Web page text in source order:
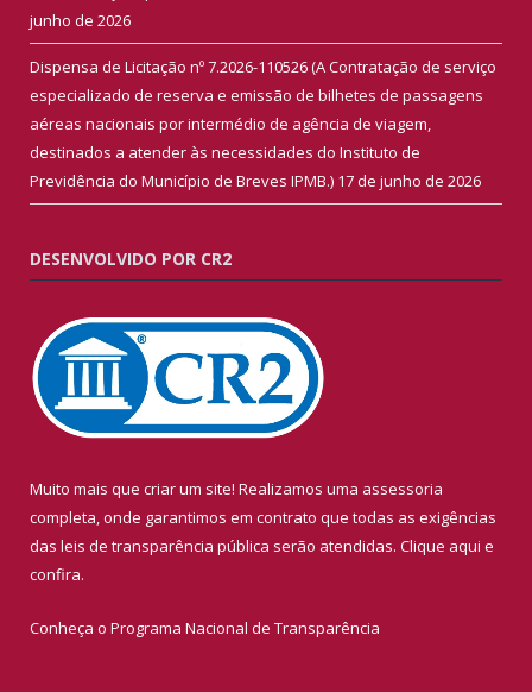
junho de 2026
Dispensa de Licitação nº 7.2026-110526 (A Contratação de serviço
especializado de reserva e emissão de bilhetes de passagens
aéreas nacionais por intermédio de agência de viagem,
destinados a atender às necessidades do Instituto de
Previdência do Município de Breves IPMB.) 17 de junho de 2026
DESENVOLVIDO POR CR2
Muito mais que criar um site! Realizamos uma assessoria
completa, onde garantimos em contrato que todas as exigências
das leis de transparência pública serão atendidas. Clique aqui e
confira.
Conheça o Programa Nacional de Transparência